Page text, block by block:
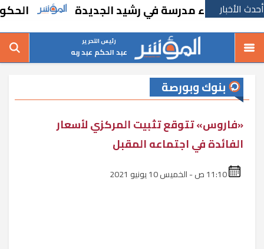
أحدث الأخبارمدرسة في رشيد الجديدة الحكومة
رئيس التحرير
عبد الحكم عبد ربه
بنوك وبورصة
«فاروس» تتوقع تثبيت المركزي لأسعار
الفائدة في اجتماعه المقبل